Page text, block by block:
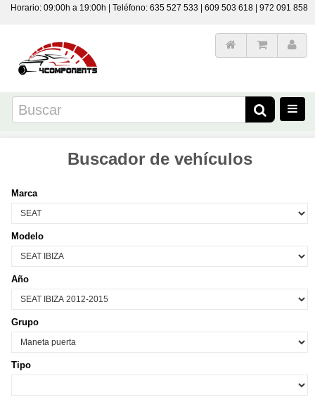
Horario: 09:00h a 19:00h | Teléfono: 635 527 533 | 609 503 618 | 972 091 858
Buscador de vehículos
Marca
Modelo
Año
Grupo
Tipo